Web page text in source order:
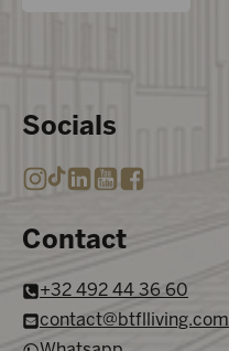
Socials
Contact
+32 492 44 36 60
contact@btflliving.com